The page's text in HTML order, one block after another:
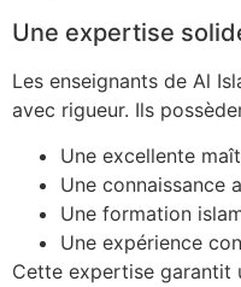
Une expertise
Les enseignants de Al
avec rigueur. Ils
Une excellente
Une connaissance
Une formation
Une expérience
Cette expertise garantit